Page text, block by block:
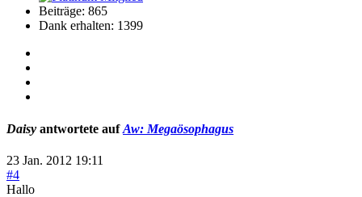
Beiträge: 865
Dank erhalten: 1399
Daisy antwortete aufAw: Megaösophagus
23 Jan. 2012 19:11
#4
Hallo